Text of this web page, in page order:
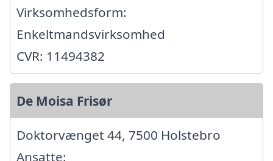
Virksomhedsform:
Enkeltmandsvirksomhed
CVR: 11494382
De Moisa Frisør
Doktorvænget 44, 7500 Holstebro
Ansatte: